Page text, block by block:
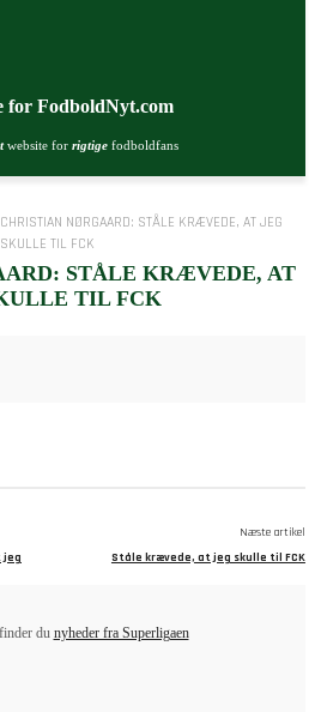
for FodboldNyt.com
website for rigtige fodboldfans
CHRISTIAN NØRGAARD: STÅLE KRÆVEDE, AT JEG
SKULLE TIL FCK
STÅLE KRÆVEDE, AT
TIL FCK
jeg
Næste artikel
Ståle krævede, at jeg skulle til FCK
du nyheder fra Superligaen